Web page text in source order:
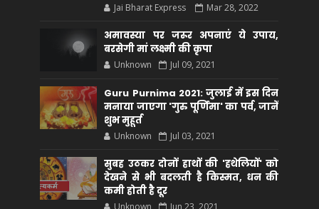
Jai Bharat Express Mar 28, 2022
अमावस्या पर जरूर अपनाएं ये उपाय,
बरसेगी मां लक्ष्मी की कृपा
Unknown Jul 09, 2021
Guru Purnima 2021: जुलाई में इस दिन
मनाया जाएगा 'गुरु पूर्णिमा' का पर्व, जानें
शुभ मुहूर्त
Unknown Jul 03, 2021
सुबह उठकर दोनों हाथों की 'हथेलियों' को
देखने से भी बदलती है किस्मत, धन की
कमी होती है दूर